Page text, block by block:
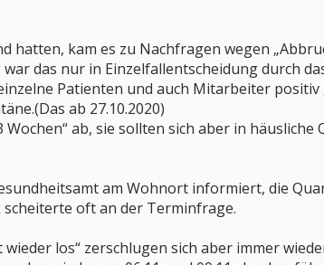
hatten, kam es zu Nachfragen wegen
das nur in Einzelfallentscheidung durch
Patienten und auch Mitarbeiter
ab 27.10.2020)
ab, sie sollten sich aber in
am Wohnort informiert, die
oft an der Terminfrage.
los“ zerschlugen sich aber immer